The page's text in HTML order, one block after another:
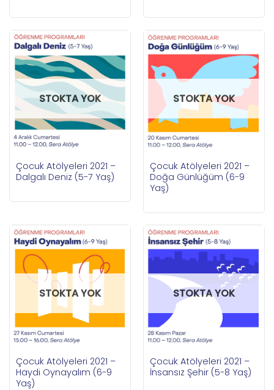
STOKTA YOK
Çocuk Atölyeleri 2021 –
Dalgalı Deniz (5-7 Yaş)
STOKTA YOK
Çocuk Atölyeleri 2021 –
Doğa Günlüğüm (6-9
Yaş)
STOKTA YOK
Çocuk Atölyeleri 2021 –
Haydi Oynayalım (6-9
Yaş)
STOKTA YOK
Çocuk Atölyeleri 2021 –
İnsansız Şehir (5-8 Yaş)